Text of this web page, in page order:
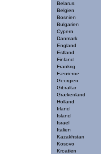
Belarus
Belgien
Bosnien
Bulgarien
Cypern
Danmark
England
Estland
Finland
Frankrig
Færøerne
Georgien
Gibraltar
Grækenland
Holland
Irland
Island
Israel
Italien
Kazakhstan
Kosovo
Kroatien